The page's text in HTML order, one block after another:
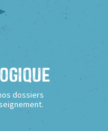
dossiers